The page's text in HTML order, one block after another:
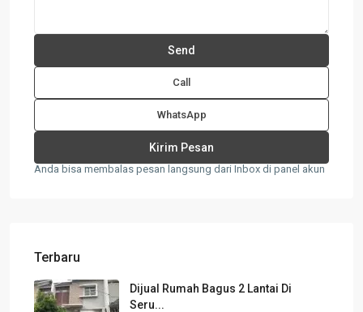
Call
WhatsApp
Anda bisa membalas pesan langsung dari Inbox di panel akun
Terbaru
Dijual Rumah Bagus 2 Lantai Di
Seru...